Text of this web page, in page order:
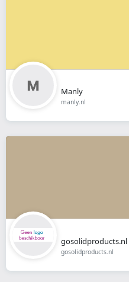
Manly
manly.nl
gosolidproducts.nl
gosolidproducts.nl